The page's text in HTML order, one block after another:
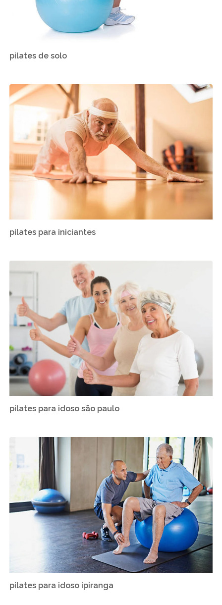
pilates de solo
pilates para iniciantes
pilates para idoso são paulo
pilates para idoso ipiranga